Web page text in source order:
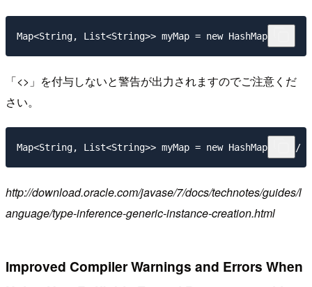
「<>」を付与しないと警告が出力されますのでご注意くだ
さい。
http://download.oracle.com/javase/7/docs/technotes/guides/l
anguage/type-inference-generic-instance-creation.html
Improved Compiler Warnings and Errors When